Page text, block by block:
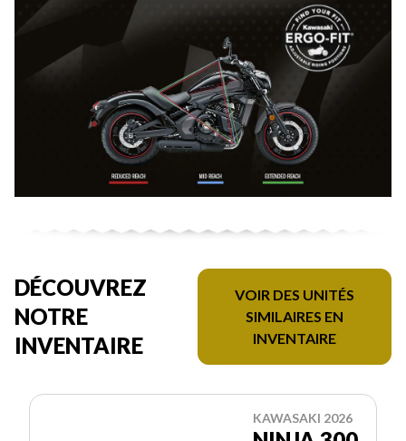
DÉCOUVREZ
NOTRE
INVENTAIRE
VOIR DES UNITÉS
SIMILAIRES EN
INVENTAIRE
KAWASAKI 2026